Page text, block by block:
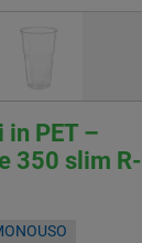
in PET –
350 slim R-